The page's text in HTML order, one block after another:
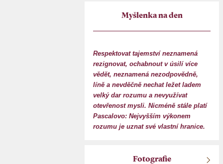
Myšlenka na den
Respektovat tajemství neznamená
rezignovat, ochabnout v úsilí více
vědět, neznamená nezodpovědně,
líně a nevděčně nechat ležet ladem
velký dar rozumu a nevyužívat
otevřenost mysli. Nicméně stále platí
Pascalovo: Nejvyšším výkonem
rozumu je uznat své vlastní hranice.
Fotografie